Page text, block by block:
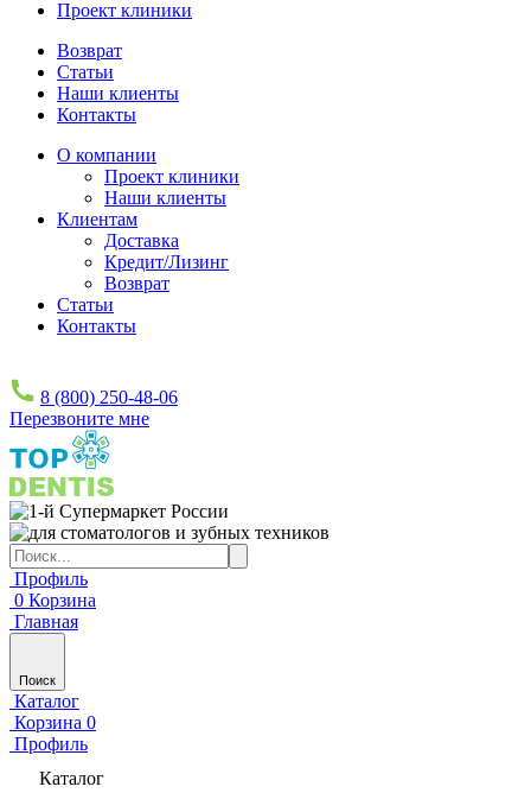
Проект клиники
Возврат
Статьи
Наши клиенты
Контакты
О компании
Проект клиники
Наши клиенты
Клиентам
Доставка
Кредит/Лизинг
Возврат
Статьи
Контакты
8 (800) 250-48-06
Перезвоните мне
Профиль
0 Корзина
Главная
Поиск
Каталог
Корзина 0
Профиль
Каталог